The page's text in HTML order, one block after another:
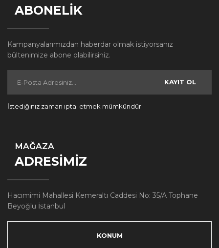
ABONELİK
Kampanyalarımızdan haberdar olmak istiyorsanız
bültenimize abone olabilirsiniz.
KAYIT OL
İstediğiniz zaman iptal etmek mümkündür.
MAĞAZA
ADRESİMİZ
Hacımimi Mahallesi Kemeraltı Caddesi No: 35/A Tophane
Beyoğlu İstanbul
KONUM